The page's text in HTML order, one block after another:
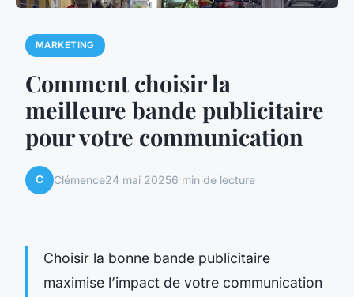
MARKETING
Comment choisir la
meilleure bande publicitaire
pour votre communication
C Clémence24 mai 20256 min de lecture
Choisir la bonne bande publicitaire
maximise l’impact de votre communication